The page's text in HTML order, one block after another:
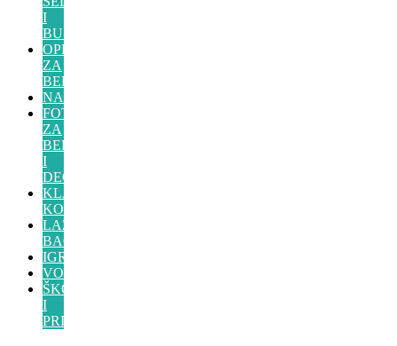
I
BUSTERI
OPREMA
ZA
BEBE
NAMEŠTAJ
FOTELJICE
ZA
BEBE
I
DECU
KLACKALICE-
KONJICI
LAZY
BAG
IGRAČKE
VOZILA
ŠKOLA
I
PRIBOR